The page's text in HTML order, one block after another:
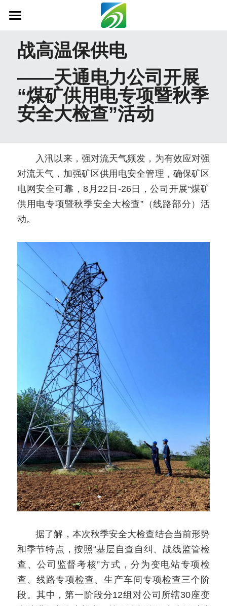
关于我们
新闻资讯
信息公开
业务范围
科技创新
联系我们
战高温保供电
——天通电力公司开展
“煤矿供用电专项暨秋季
安全大检查”活动
入汛以来，强对流天气频发，为有效应对强
对流天气，加强矿区供用电安全管理，确保矿区
电网安全可靠，8月22日-26日，公司开展“煤矿
供用电专项暨秋季安全大检查”（线路部分）活
动。
据了解，本次秋季安全大检查结合当前形势
和季节特点，按照“基层自查自纠、战线监管检
查、公司监督考核”方式，分为变电站专项检
查、线路专项检查、生产车间专项检查三个阶
段。其中，第一阶段分12组对公司所辖30座变